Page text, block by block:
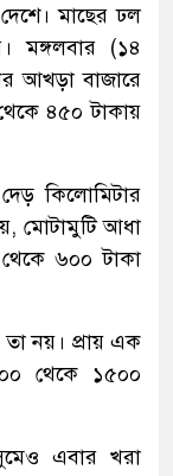
মাছের ঢল
মঙ্গলবার (১৪
আখড়া বাজারে
৪৫০ টাকায়
কিলোমিটার
মোটামুটি আধা
৬০০ টাকা
তা নয়। প্রায় এক
থেকে ১৫০০
এবার খরা